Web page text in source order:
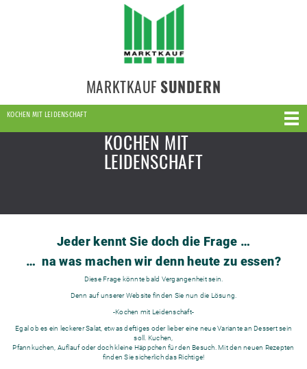
MARKTKAUF SUNDERN
KOCHEN MIT LEIDENSCHAFT
KOCHEN MIT
LEIDENSCHAFT
Jeder kennt Sie doch die Frage …
… na was machen wir denn heute zu essen?
Diese Frage könnte bald Vergangenheit sein.
Denn auf unserer Website finden Sie nun die Lösung.
-Kochen mit Leidenschaft-
Egal ob es ein leckerer Salat, etwas deftiges oder lieber eine neue Variante an Dessert sein
soll. Kuchen,
Pfannkuchen, Auflauf oder doch kleine Häppchen für den Besuch. Mit den neuen Rezepten
finden Sie sicherlich das Richtige!